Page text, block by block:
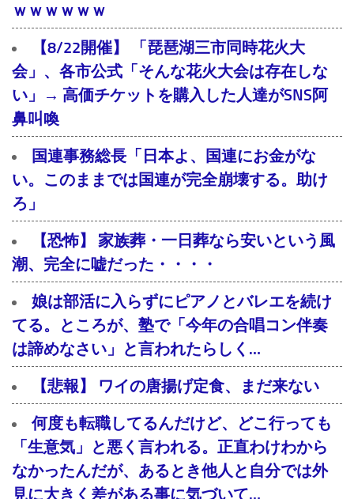
ｗｗｗｗｗｗ
【8/22開催】 「琵琶湖三市同時花火大
会」、各市公式「そんな花火大会は存在しな
い」→ 高価チケットを購入した人達がSNS阿
鼻叫喚
国連事務総長「日本よ、国連にお金がな
い。このままでは国連が完全崩壊する。助け
ろ」
【恐怖】 家族葬・一日葬なら安いという風
潮、完全に嘘だった・・・・
娘は部活に入らずにピアノとバレエを続け
てる。ところが、塾で「今年の合唱コン伴奏
は諦めなさい」と言われたらしく…
【悲報】 ワイの唐揚げ定食、まだ来ない
何度も転職してるんだけど、どこ行っても
「生意気」と悪く言われる。正直わけわから
なかったんだが、あるとき他人と自分では外
見に大きく差がある事に気づいて…